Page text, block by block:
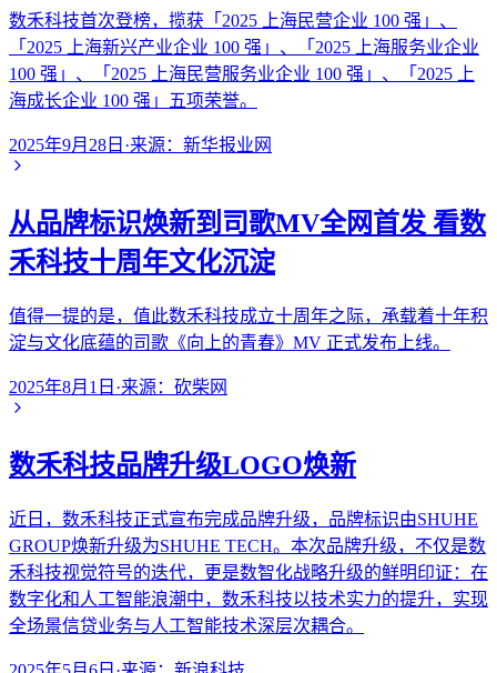
数禾科技首次登榜，揽获「2025 上海民营企业 100 强」、
「2025 上海新兴产业企业 100 强」、「2025 上海服务业企业
100 强」、「2025 上海民营服务业企业 100 强」、「2025 上
海成长企业 100 强」五项荣誉。
2025年9月28日 ·来源： 新华报业网
从品牌标识焕新到司歌MV全网首发 看数
禾科技十周年文化沉淀
值得一提的是，值此数禾科技成立十周年之际，承载着十年积
淀与文化底蕴的司歌《向上的青春》MV 正式发布上线。
2025年8月1日 ·来源： 砍柴网
数禾科技品牌升级LOGO焕新
近日，数禾科技正式宣布完成品牌升级，品牌标识由SHUHE
GROUP焕新升级为SHUHE TECH。本次品牌升级，不仅是数
禾科技视觉符号的迭代，更是数智化战略升级的鲜明印证：在
数字化和人工智能浪潮中，数禾科技以技术实力的提升，实现
全场景信贷业务与人工智能技术深层次耦合。